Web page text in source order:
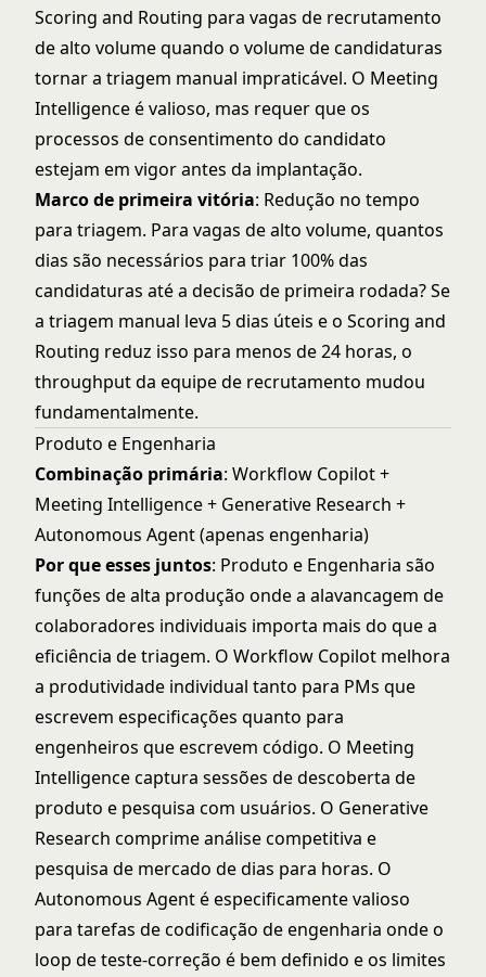
Scoring and Routing para vagas de recrutamento
de alto volume quando o volume de candidaturas
tornar a triagem manual impraticável. O Meeting
Intelligence é valioso, mas requer que os
processos de consentimento do candidato
estejam em vigor antes da implantação.
Marco de primeira vitória: Redução no tempo
para triagem. Para vagas de alto volume, quantos
dias são necessários para triar 100% das
candidaturas até a decisão de primeira rodada? Se
a triagem manual leva 5 dias úteis e o Scoring and
Routing reduz isso para menos de 24 horas, o
throughput da equipe de recrutamento mudou
fundamentalmente.
Produto e Engenharia
Combinação primária: Workflow Copilot +
Meeting Intelligence + Generative Research +
Autonomous Agent (apenas engenharia)
Por que esses juntos: Produto e Engenharia são
funções de alta produção onde a alavancagem de
colaboradores individuais importa mais do que a
eficiência de triagem. O Workflow Copilot melhora
a produtividade individual tanto para PMs que
escrevem especificações quanto para
engenheiros que escrevem código. O Meeting
Intelligence captura sessões de descoberta de
produto e pesquisa com usuários. O Generative
Research comprime análise competitiva e
pesquisa de mercado de dias para horas. O
Autonomous Agent é especificamente valioso
para tarefas de codificação de engenharia onde o
loop de teste-correção é bem definido e os limites